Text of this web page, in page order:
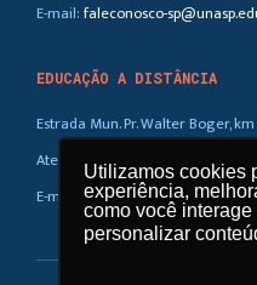
Utilizamos cookies
experiência,
como você
personalizar
E-mail:faleconosco-
EDUCAÇÃO A DISTÂNCIA
Estrada Mun. Pr. Walter Boger,
Atendimento:
(019) 3858-5100 /
E-mail: ead@unasp.br